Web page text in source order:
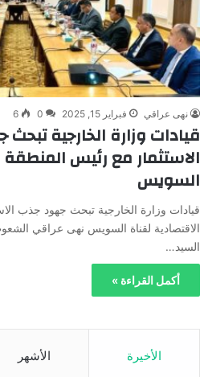
نهى عراقي فبراير 15, 2025 0
6
قيادات وزارة الخارجية
الاستثمار مع رئيس المنطقة
السويس
قيادات وزارة الخارجية تبحث جهود جذب
الاقتصادية لقناة السويس نهى عراقي
السيد…
أكمل القراءة »
الأخيرة الأشهر